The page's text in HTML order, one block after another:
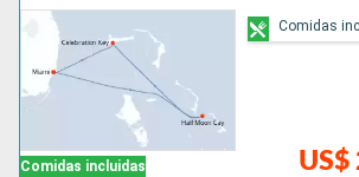
Comidas incluidas US$
Comidas